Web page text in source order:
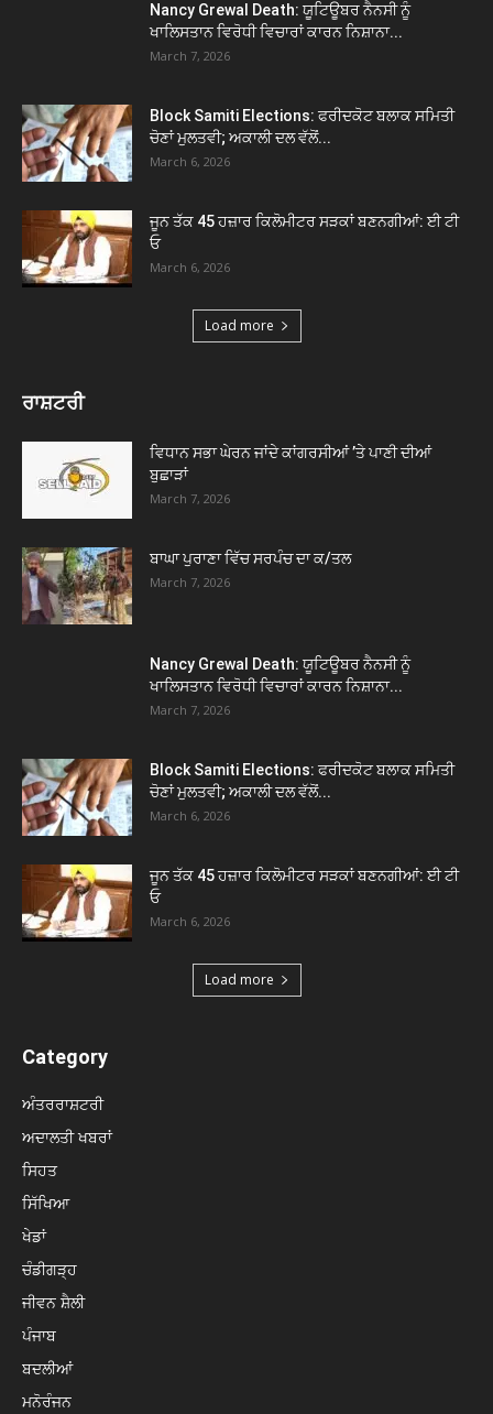
Nancy Grewal Death: ਯੂਟਿਊਬਰ ਨੈਨਸੀ ਨੂੰ
ਖਾਲਿਸਤਾਨ ਵਿਰੋਧੀ ਵਿਚਾਰਾਂ ਕਾਰਨ ਨਿਸ਼ਾਨਾ...
March 7, 2026
Block Samiti Elections: ਫਰੀਦਕੋਟ ਬਲਾਕ ਸਮਿਤੀ
ਚੋਣਾਂ ਮੁਲਤਵੀ; ਅਕਾਲੀ ਦਲ ਵੱਲੋਂ...
March 6, 2026
ਜੂਨ ਤੱਕ 45 ਹਜ਼ਾਰ ਕਿਲੋਮੀਟਰ ਸੜਕਾਂ ਬਣਨਗੀਆਂ: ਈ ਟੀ
ਓ
March 6, 2026
Load more
ਰਾਸ਼ਟਰੀ
ਵਿਧਾਨ ਸਭਾ ਘੇਰਨ ਜਾਂਦੇ ਕਾਂਗਰਸੀਆਂ ’ਤੇ ਪਾਣੀ ਦੀਆਂ
ਬੁਛਾੜਾਂ
March 7, 2026
ਬਾਘਾ ਪੁਰਾਣਾ ਵਿੱਚ ਸਰਪੰਚ ਦਾ ਕ/ਤਲ
March 7, 2026
Nancy Grewal Death: ਯੂਟਿਊਬਰ ਨੈਨਸੀ ਨੂੰ
ਖਾਲਿਸਤਾਨ ਵਿਰੋਧੀ ਵਿਚਾਰਾਂ ਕਾਰਨ ਨਿਸ਼ਾਨਾ...
March 7, 2026
Block Samiti Elections: ਫਰੀਦਕੋਟ ਬਲਾਕ ਸਮਿਤੀ
ਚੋਣਾਂ ਮੁਲਤਵੀ; ਅਕਾਲੀ ਦਲ ਵੱਲੋਂ...
March 6, 2026
ਜੂਨ ਤੱਕ 45 ਹਜ਼ਾਰ ਕਿਲੋਮੀਟਰ ਸੜਕਾਂ ਬਣਨਗੀਆਂ: ਈ ਟੀ
ਓ
March 6, 2026
Load more
Category
ਅੰਤਰਰਾਸ਼ਟਰੀ
ਅਦਾਲਤੀ ਖਬਰਾਂ
ਸਿਹਤ
ਸਿੱਖਿਆ
ਖੇਡਾਂ
ਚੰਡੀਗੜ੍ਹ
ਜੀਵਨ ਸ਼ੈਲੀ
ਪੰਜਾਬ
ਬਦਲੀਆਂ
ਮਨੋਰੰਜਨ